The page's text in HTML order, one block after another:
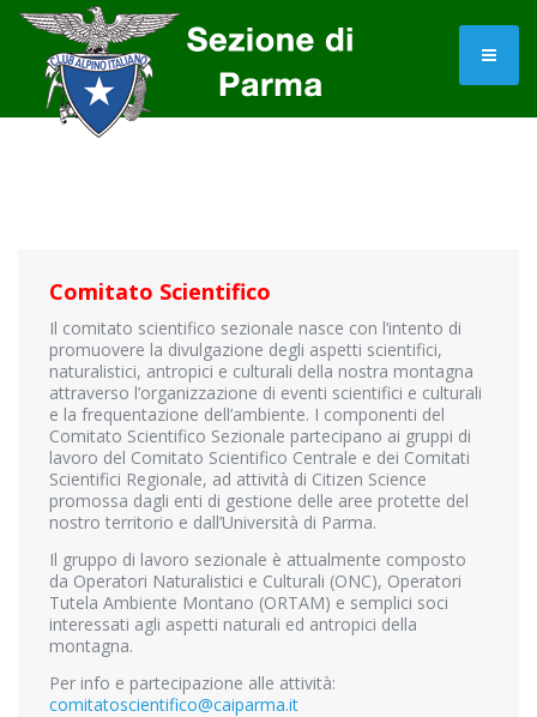
Comitato Scientifico
Il comitato scientifico sezionale nasce con l’intento di
promuovere la divulgazione degli aspetti scientifici,
naturalistici, antropici e culturali della nostra montagna
attraverso l’organizzazione di eventi scientifici e culturali
e la frequentazione dell’ambiente. I componenti del
Comitato Scientifico Sezionale partecipano ai gruppi di
lavoro del Comitato Scientifico Centrale e dei Comitati
Scientifici Regionale, ad attività di Citizen Science
promossa dagli enti di gestione delle aree protette del
nostro territorio e dall’Università di Parma.
Il gruppo di lavoro sezionale è attualmente composto
da Operatori Naturalistici e Culturali (ONC), Operatori
Tutela Ambiente Montano (ORTAM) e semplici soci
interessati agli aspetti naturali ed antropici della
montagna.
Per info e partecipazione alle attività:
comitatoscientifico@caiparma.it